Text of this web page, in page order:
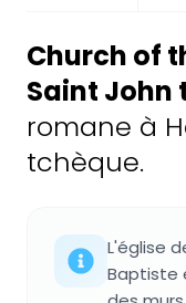
Church of
Saint John
romane à
tchèque.
L'église
Baptiste